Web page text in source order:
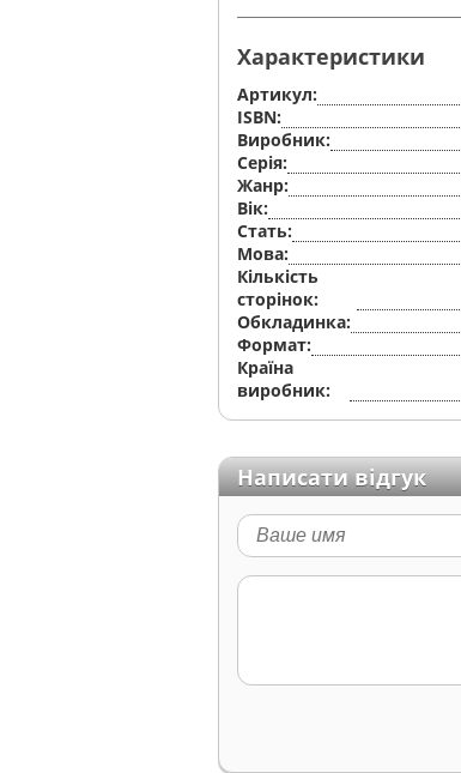
Характеристики
Артикул:
ISBN:
Виробник:
Серiя:
Жанр:
Вік:
Стать:
Мова:
Кількість
сторінок:
Обкладинка:
Формат:
Країна
виробник:
Написати відгук